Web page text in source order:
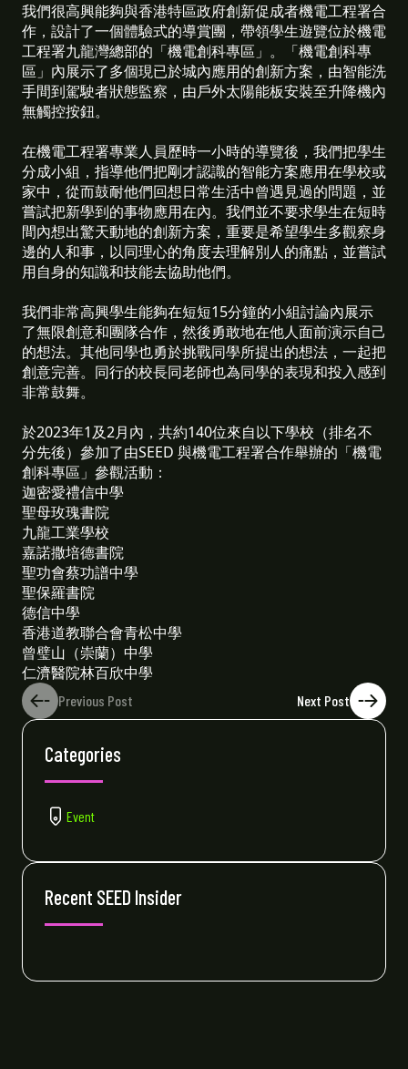
我們很高興能夠與香港特區政府創新促成者機電工程署合
作，設計了一個體驗式的導賞團，帶領學生遊覽位於機電
工程署九龍灣總部的「機電創科專區」。「機電創科專
區」內展示了多個現已於城內應用的創新方案，由智能洗
手間到駕駛者狀態監察，由戶外太陽能板安裝至升降機內
無觸控按鈕。
在機電工程署專業人員歷時一小時的導覽後，我們把學生
分成小組，指導他們把剛才認識的智能方案應用在學校或
家中，從而鼓耐他們回想日常生活中曾遇見過的問題，並
嘗試把新學到的事物應用在內。我們並不要求學生在短時
間內想出驚天動地的創新方案，重要是希望學生多觀察身
邊的人和事，以同理心的角度去理解別人的痛點，並嘗試
用自身的知識和技能去協助他們。
我們非常高興學生能夠在短短15分鐘的小組討論內展示
了無限創意和團隊合作，然後勇敢地在他人面前演示自己
的想法。其他同學也勇於挑戰同學所提出的想法，一起把
創意完善。同行的校長同老師也為同學的表現和投入感到
非常鼓舞。
於2023年1及2月內，共約140位來自以下學校（排名不
分先後）參加了由SEED 與機電工程署合作舉辦的「機電
創科專區」參觀活動：
迦密愛禮信中學
聖母玫瑰書院
九龍工業學校
嘉諾撒培德書院
聖功會蔡功譜中學
聖保羅書院
德信中學
香港道教聯合會青松中學
曾璧山（崇蘭）中學
仁濟醫院林百欣中學
Previous Post Next Post
Categories
Event
Recent SEED Insider